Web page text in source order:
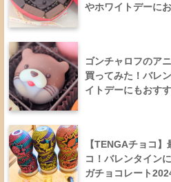
やホワイトデーに
ゴンチャロフのア
買ってみた！バレ
イトデーにもおす
【TENGAチョコ
コ！バレンタイン
ガチョコレート